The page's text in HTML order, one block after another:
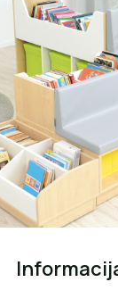
PAGALBA
Medžiagos
ir atlošas
užtikrinti.
kėdučių kojų